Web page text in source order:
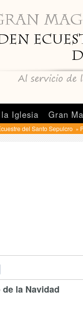
Iglesia Gran
del Santo Sepulcro »
la Navidad